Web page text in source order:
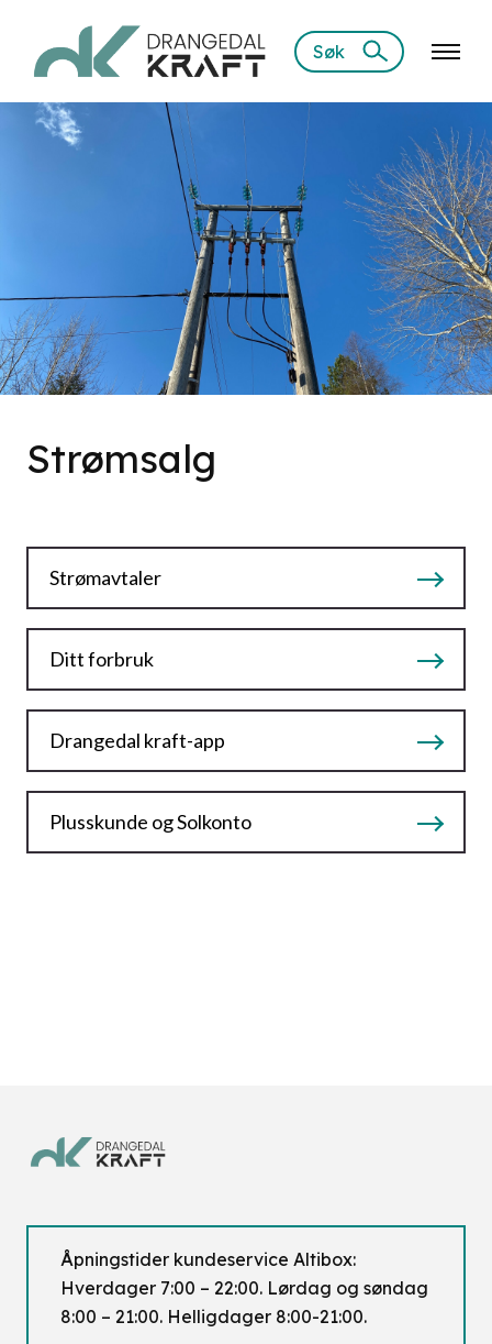
Søk
Strømsalg
Strømavtaler
Ditt forbruk
Drangedal kraft-app
Plusskunde og Solkonto
Åpningstider kundeservice Altibox:
Hverdager 7:00 – 22:00. Lørdag og søndag
8:00 – 21:00. Helligdager 8:00-21:00.